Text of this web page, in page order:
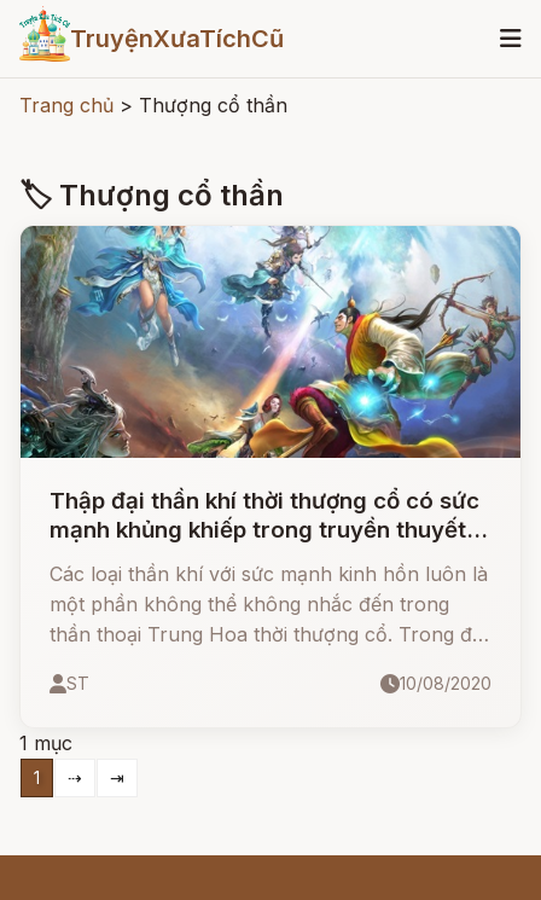
TruyệnXưaTíchCũ
Trang chủ > Thượng cổ thần
🏷 Thượng cổ thần
Thập đại thần khí thời thượng cổ có sức
mạnh khủng khiếp trong truyền thuyết
Trung Hoa
Các loại thần khí với sức mạnh kinh hồn luôn là
một phần không thể không nhắc đến trong
thần thoại Trung Hoa thời thượng cổ. Trong đó,
loại mà người ta đã liệt kê ra 10 loại thần khí
cổ.
ST 10/08/2020
1 mục
1 ⇢ ⇥